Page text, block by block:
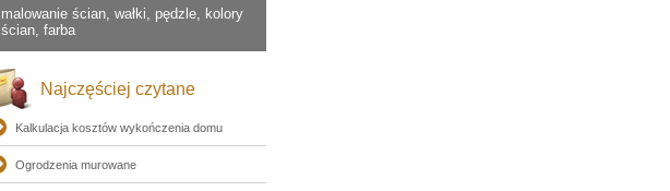
malowanie ścian, wałki, pędzle, kolory
ścian, farba
Najczęściej czytane
Kalkulacja kosztów wykończenia domu
Ogrodzenia murowane